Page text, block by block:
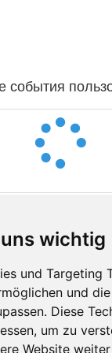
wichtig
und Targeting
und
Diese
um zu
Website
события
Facebook
Twitter
YouTube